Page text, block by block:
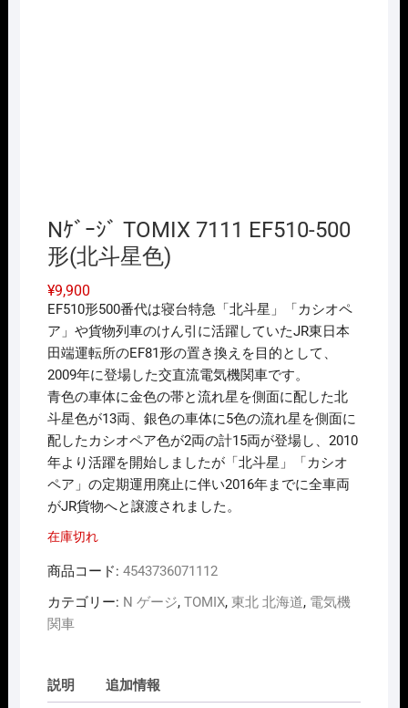
Nｹﾞｰｼﾞ TOMIX 7111 EF510-500
形(北斗星色)
¥9,900
EF510形500番代は寝台特急「北斗星」「カシオペ
ア」や貨物列車のけん引に活躍していたJR東日本
田端運転所のEF81形の置き換えを目的として、
2009年に登場した交直流電気機関車です。
青色の車体に金色の帯と流れ星を側面に配した北
斗星色が13両、銀色の車体に5色の流れ星を側面に
配したカシオペア色が2両の計15両が登場し、2010
年より活躍を開始しましたが「北斗星」「カシオ
ペア」の定期運用廃止に伴い2016年までに全車両
がJR貨物へと譲渡されました。
在庫切れ
商品コード: 4543736071112
カテゴリー: N ゲージ, TOMIX, 東北 北海道, 電気機
関車
説明 追加情報